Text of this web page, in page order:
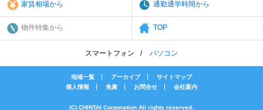
家賃相場から 通勤通学時間から
物件特集から TOP
スマートフォン パソコン
地域一覧 アーカイブ
サイトマップ
個人情報
免責 お問合せ 会社案内
(C) CHINTAI Corporation All rights reserved.